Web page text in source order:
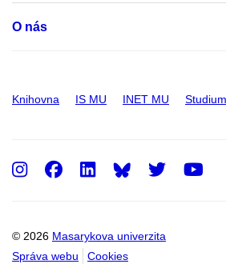
O nás
Knihovna IS MU INET MU
© 2026 Masarykova univerzita
Správa webu
Cookies
Instagram
Facebook
LinkedIn